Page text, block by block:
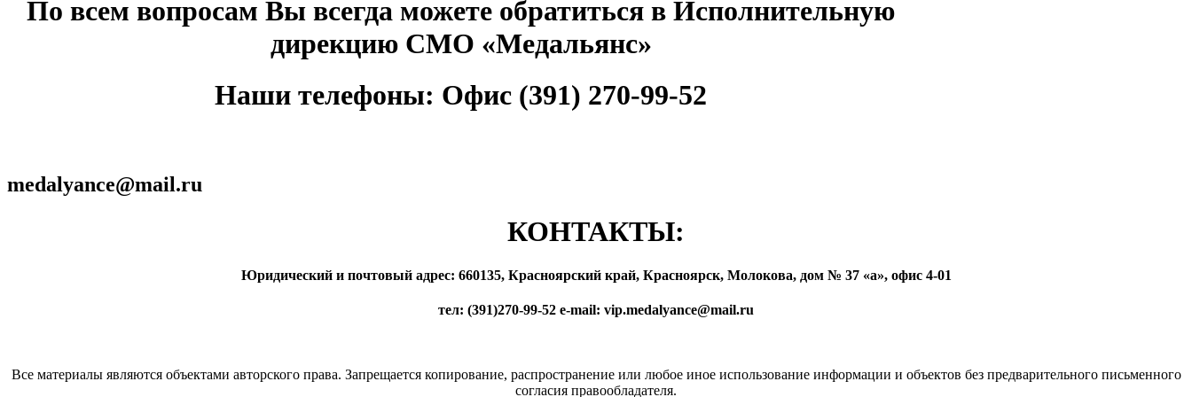
По всем вопросам Вы всегда можете обратиться в Исполнительную
дирекцию СМО «Медальянс»
Наши телефоны: Офис (391) 270-99-52
medalyance@mail.ru
КОНТАКТЫ:
Юридический и почтовый адрес: 660135, Красноярский край, Красноярск, Молокова, дом № 37 «а», офис 4-01
тел: (391)270-99-52 e-mail: vip.medalyance@mail.ru
Все материалы являются объектами авторского права. Запрещается копирование, распространение или любое иное использование информации и объектов без предварительного письменного
согласия правообладателя.